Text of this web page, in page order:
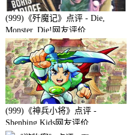
(999)《歼魔记》点评 - Die,
Monster, Die!网友评价
(999)《神兵小将》点评 -
Shenbing Kids网友评价